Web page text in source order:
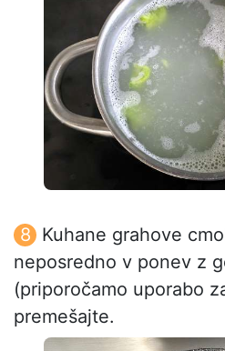
Kuhane grahove
neposredno v ponev z
(priporočamo uporabo
premešajte.